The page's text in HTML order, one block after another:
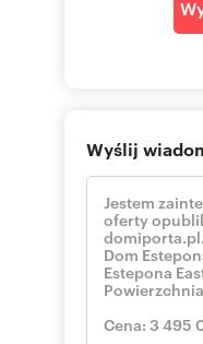
Wyślij